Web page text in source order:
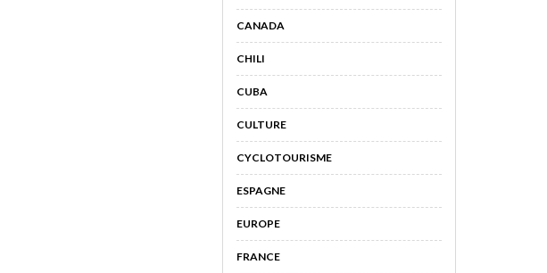
CANADA
CHILI
CUBA
CULTURE
CYCLOTOURISME
ESPAGNE
EUROPE
FRANCE